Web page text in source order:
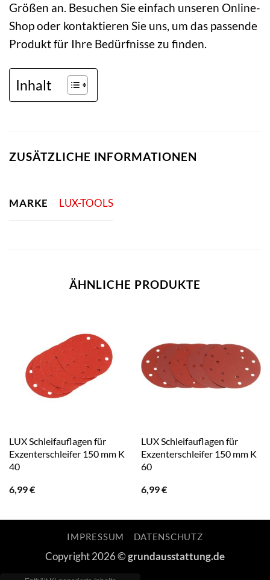
Größen an. Besuchen Sie einfach unseren Online-
Shop oder kontaktieren Sie uns, um das passende
Produkt für Ihre Bedürfnisse zu finden.
Inhalt
ZUSÄTZLICHE INFORMATIONEN
MARKE LUX-TOOLS
ÄHNLICHE PRODUKTE
LUX Schleifauflagen für
Exzenterschleifer 150 mm K
40
6,99€
LUX Schleifauflagen für
Exzenterschleifer 150 mm K
60
6,99€
IMPRESSUM DATENSCHUTZ
Copyright 2026 ©grundausstattung.de